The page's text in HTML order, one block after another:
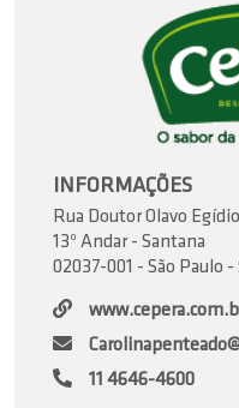
INFORMAÇÕES
Rua Doutor Olavo
13º Andar - Santana
02037-001 - São Paulo -
11 4646-4600